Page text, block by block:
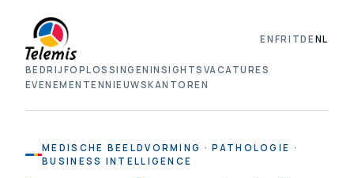
BEDRIJFOPLOSSINGEN INSIGHTS VACATURES
EVENEMENTENNIEUWSKANTOREN
ENFRITDENL
MEDISCHE BEELDVORMING · PATHOLOGIE ·
BUSINESS INTELLIGENCE